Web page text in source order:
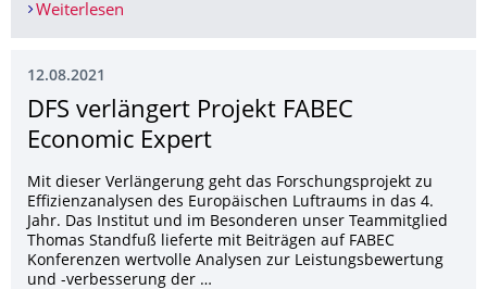
Weiterlesen
12.08.2021
DFS verlängert Projekt FABEC
Economic Expert
Mit dieser Verlängerung geht das Forschungsprojekt zu
Effizienzanalysen des Europäischen Luftraums in das 4.
Jahr. Das Institut und im Besonderen unser Teammitglied
Thomas Standfuß lieferte mit Beiträgen auf FABEC
Konferenzen wertvolle Analysen zur Leistungsbewertung
und -verbesserung der …